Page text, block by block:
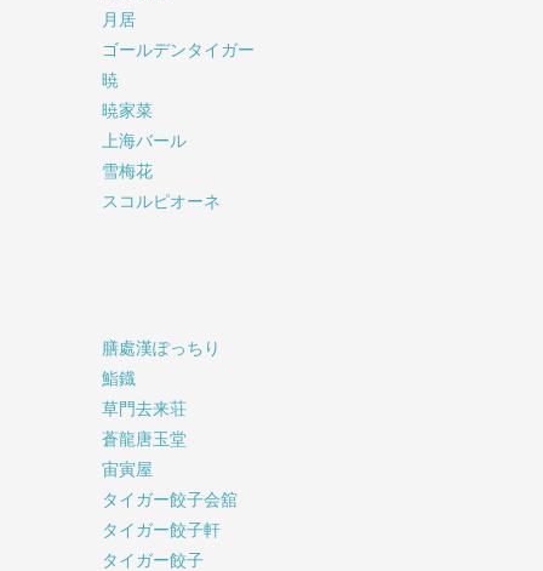
月居
ゴールデンタイガー
暁
暁家菜
上海バール
雪梅花
スコルピオーネ
膳處漢ぽっちり
鮨鐡
草門去来荘
蒼龍唐玉堂
宙寅屋
タイガー餃子会舘
タイガー餃子軒
タイガー餃子